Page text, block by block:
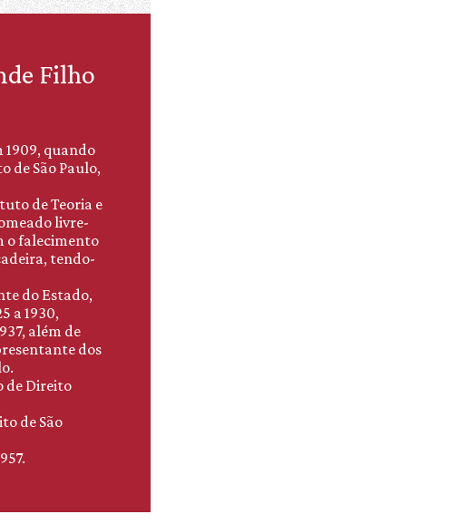
Filho
1909, quando
de São Paulo,
de Teoria e
livre-
o falecimento
tendo-
do Estado,
a 1930,
além de
dos
de Direito
de São